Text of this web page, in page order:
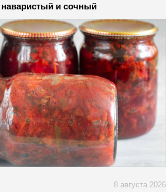
наваристый и сочный
8 августа 2026